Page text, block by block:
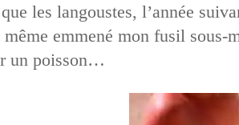
les langoustes, l’année
emmené mon fusil sous-
un poisson…